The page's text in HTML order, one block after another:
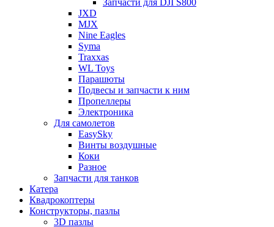
Запчасти для DJI S800
JXD
MJX
Nine Eagles
Syma
Traxxas
WL Toys
Парашюты
Подвесы и запчасти к ним
Пропеллеры
Электроника
Для самолетов
EasySky
Винты воздушные
Коки
Разное
Запчасти для танков
Катера
Квадрокоптеры
Конструкторы, пазлы
3D пазлы